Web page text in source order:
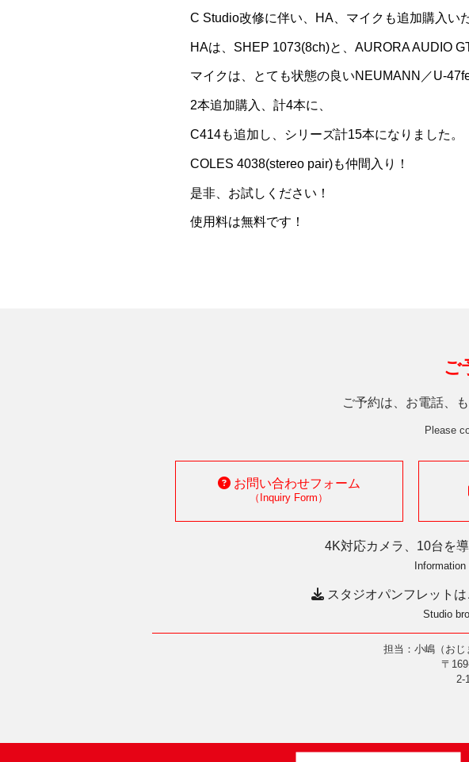
C Studio改修に伴い、HA、マイクも追加購入い
HAは、SHEP 1073(8ch)と、AURORA AUDIO
マイクは、とても状態の良いNEUMANN／U-
2本追加購入、計4本に、
C414も追加し、シリーズ計15本になりました。
COLES 4038(stereo pair)も仲間入り！
是非、お試しください！
使用料は無料です！
ご
ご予約は、お電話、
Please
お問い合わせフォーム
（Inquiry Form）
4K対応カメラ、10台を
スタジオパンフレット
Studio
担当：小嶋（お
〒
2-